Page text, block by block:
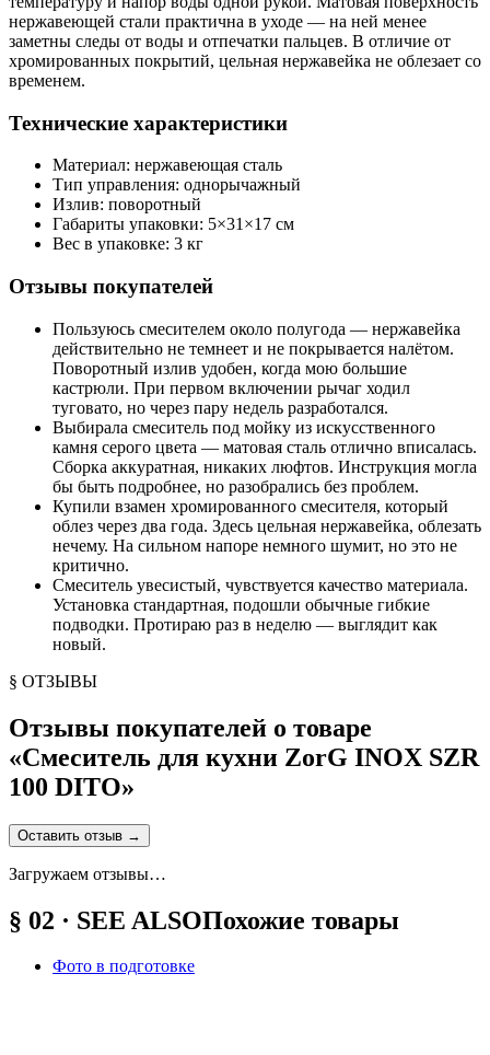
нержавеющей стали практична в уходе — на ней менее
заметны следы от воды и отпечатки пальцев. В отличие от
хромированных покрытий, цельная нержавейка не облезает со
временем.
Технические характеристики
Материал: нержавеющая сталь
Тип управления: однорычажный
Излив: поворотный
Габариты упаковки: 5×31×17 см
Вес в упаковке: 3 кг
Отзывы покупателей
Пользуюсь смесителем около полугода — нержавейка
действительно не темнеет и не покрывается налётом.
Поворотный излив удобен, когда мою большие
кастрюли. При первом включении рычаг ходил
туговато, но через пару недель разработался.
Выбирала смеситель под мойку из искусственного
камня серого цвета — матовая сталь отлично вписалась.
Сборка аккуратная, никаких люфтов. Инструкция могла
бы быть подробнее, но разобрались без проблем.
Купили взамен хромированного смесителя, который
облез через два года. Здесь цельная нержавейка, облезать
нечему. На сильном напоре немного шумит, но это не
критично.
Смеситель увесистый, чувствуется качество материала.
Установка стандартная, подошли обычные гибкие
подводки. Протираю раз в неделю — выглядит как
новый.
§ ОТЗЫВЫ
Отзывы покупателей о товаре
«Смеситель для кухни ZorG INOX SZR
100 DITO»
Оставить отзыв →
Загружаем отзывы…
§ 02 · SEE ALSOПохожие товары
Фото в подготовке